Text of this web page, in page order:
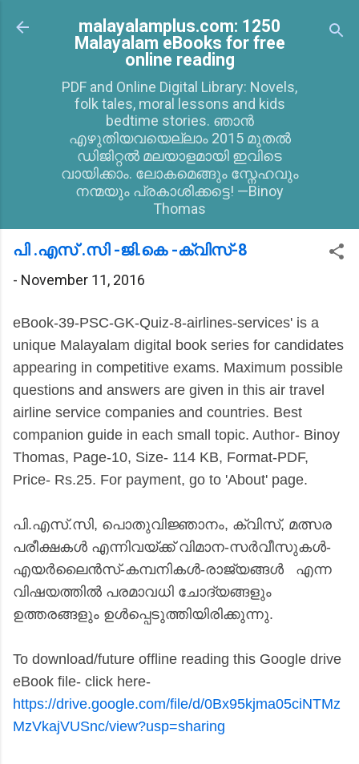
Skip to main content
malayalamplus.com: 1250
Malayalam eBooks for free
online reading
PDF and Online Digital Library: Novels,
folk tales, moral lessons and kids
bedtime stories. ഞാൻ
എഴുതിയവയെല്ലാം 2015 മുതൽ
ഡിജിറ്റൽ മലയാളമായി ഇവിടെ
വായിക്കാം. ലോകമെങ്ങും സ്നേഹവും
നന്മയും പ്രകാശിക്കട്ടെ! —Binoy
Thomas
പി .എസ്‌ .സി -ജി.കെ -ക്വിസ്-8
- November 11, 2016
eBook-39-PSC-GK-Quiz-8-airlines-services' is a
unique Malayalam digital book series for candidates
appearing in competitive exams. Maximum possible
questions and answers are given in this air travel
airline service companies and countries. Best
companion guide in each small topic. Author- Binoy
Thomas, Page-10, Size- 114 KB, Format-PDF,
Price- Rs.25. For payment, go to 'About' page.
പി.എസ്.സി, പൊതുവിജ്ഞാനം, ക്വിസ്, മത്സര
പരീക്ഷകള്‍ എന്നിവയ്ക്ക് വിമാന-സര്‍വീസുകള്‍-
എയര്‍ലൈന്‍സ്-കമ്പനികള്‍-രാജ്യങ്ങള്‍ എന്ന
വിഷയത്തില്‍ പരമാവധി ചോദ്യങ്ങളും
ഉത്തരങ്ങളും ഉള്‍പ്പെടുത്തിയിരിക്കുന്നു.
To download/future offline reading this Google drive
eBook file- click here-
https://drive.google.com/file/d/0Bx95kjma05ciNTMz
MzVkajVUSnc/view?usp=sharing